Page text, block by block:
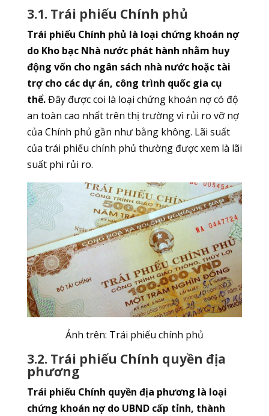
3.1. Trái phiếu Chính phủ
Trái phiếu Chính phủ là loại chứng khoán nợ
do Kho bạc Nhà nước phát hành nhằm huy
động vốn cho ngân sách nhà nước hoặc tài
trợ cho các dự án, công trình quốc gia cụ
thể.Đây được coi là loại chứng khoán nợ có độ
an toàn cao nhất trên thị trường vì rủi ro vỡ nợ
của Chính phủ gần như bằng không. Lãi suất
của trái phiếu chính phủ thường được xem là lãi
suất phi rủi ro.
Ảnh trên: Trái phiếu chính phủ
3.2. Trái phiếu Chính quyền địa
phương
Trái phiếu Chính quyền địa phương là loại
chứng khoán nợ do UBND cấp tỉnh, thành